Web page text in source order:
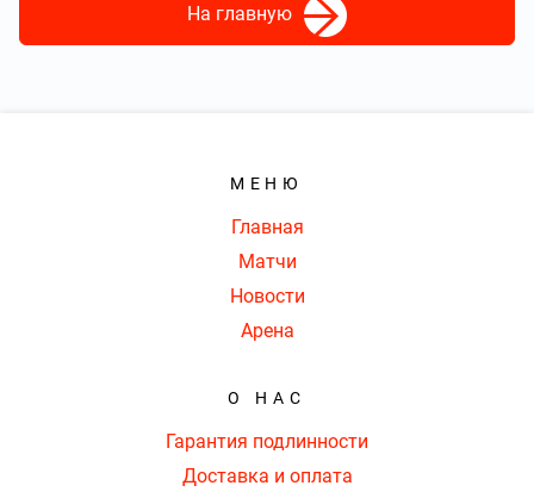
На главную
МЕНЮ
Главная
Матчи
Новости
Арена
О НАС
Гарантия подлинности
Доставка и оплата